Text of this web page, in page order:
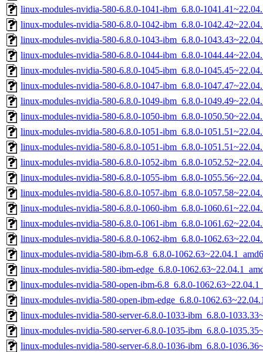
linux-modules-nvidia-580-6.8.0-1041-ibm_6.8.0-
linux-modules-nvidia-580-6.8.0-1042-ibm_6.8.0-
linux-modules-nvidia-580-6.8.0-1043-ibm_6.8.0-
linux-modules-nvidia-580-6.8.0-1044-ibm_6.8.0-
linux-modules-nvidia-580-6.8.0-1045-ibm_6.8.0-
linux-modules-nvidia-580-6.8.0-1047-ibm_6.8.0-
linux-modules-nvidia-580-6.8.0-1049-ibm_6.8.0-
linux-modules-nvidia-580-6.8.0-1050-ibm_6.8.0-
linux-modules-nvidia-580-6.8.0-1051-ibm_6.8.0-
linux-modules-nvidia-580-6.8.0-1051-ibm_6.8.0-
linux-modules-nvidia-580-6.8.0-1052-ibm_6.8.0-
linux-modules-nvidia-580-6.8.0-1055-ibm_6.8.0-
linux-modules-nvidia-580-6.8.0-1057-ibm_6.8.0-
linux-modules-nvidia-580-6.8.0-1060-ibm_6.8.0-
linux-modules-nvidia-580-6.8.0-1061-ibm_6.8.0-
linux-modules-nvidia-580-6.8.0-1062-ibm_6.8.0-
linux-modules-nvidia-580-ibm-6.8_6.8.0-
linux-modules-nvidia-580-ibm-edge_6.8.0-
linux-modules-nvidia-580-open-ibm-6.8_6.8.0-
linux-modules-nvidia-580-open-ibm-edge_6.8.0-
linux-modules-nvidia-580-server-6.8.0-1033-ibm_6.8.0-
linux-modules-nvidia-580-server-6.8.0-1035-ibm_6.8.0-
linux-modules-nvidia-580-server-6.8.0-1036-ibm_6.8.0-